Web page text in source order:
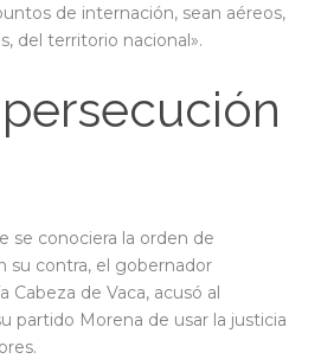
de internación, sean aéreos,
del territorio nacional».
se conociera la orden de
su contra, el gobernador
Cabeza de Vaca, acusó al
partido Morena de usar la justicia